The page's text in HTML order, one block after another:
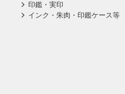
印鑑・実印
インク・朱肉・印鑑ケース等